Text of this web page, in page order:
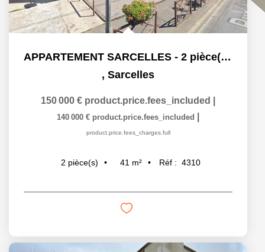
APPARTEMENT SARCELLES - 2 pièce(s) - 40.92 m2
, Sarcelles
150 000 € product.price.fees_included
140 000 € product.price.fees_included
product.price.fees_charges.full
2 pièce(s) 41 m² Réf : 4310